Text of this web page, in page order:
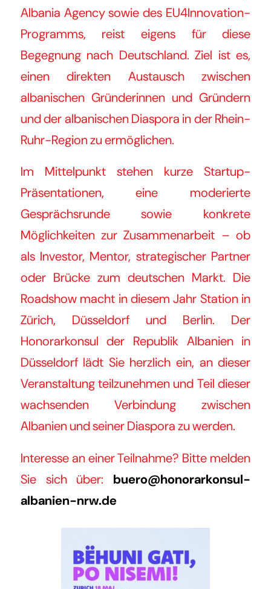
Albania Agency sowie des EU4Innovation-
Programms, reist eigens für diese
Begegnung nach Deutschland. Ziel ist es,
einen direkten Austausch zwischen
albanischen Gründerinnen und Gründern
und der albanischen Diaspora in der Rhein-
Ruhr-Region zu ermöglichen.
Im Mittelpunkt stehen kurze Startup-
Präsentationen, eine moderierte
Gesprächsrunde sowie konkrete
Möglichkeiten zur Zusammenarbeit – ob
als Investor, Mentor, strategischer Partner
oder Brücke zum deutschen Markt. Die
Roadshow macht in diesem Jahr Station in
Zürich, Düsseldorf und Berlin. Der
Honorarkonsul der Republik Albanien in
Düsseldorf lädt Sie herzlich ein, an dieser
Veranstaltung teilzunehmen und Teil dieser
wachsenden Verbindung zwischen
Albanien und seiner Diaspora zu werden.
Interesse an einer Teilnahme? Bitte melden
Sie sich über: buero@honorarkonsul-
albanien-nrw.de